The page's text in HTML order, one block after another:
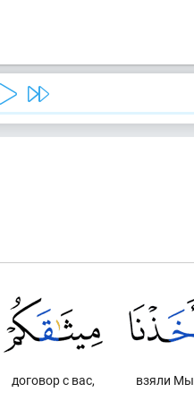
взяли Мы
договор с вас,